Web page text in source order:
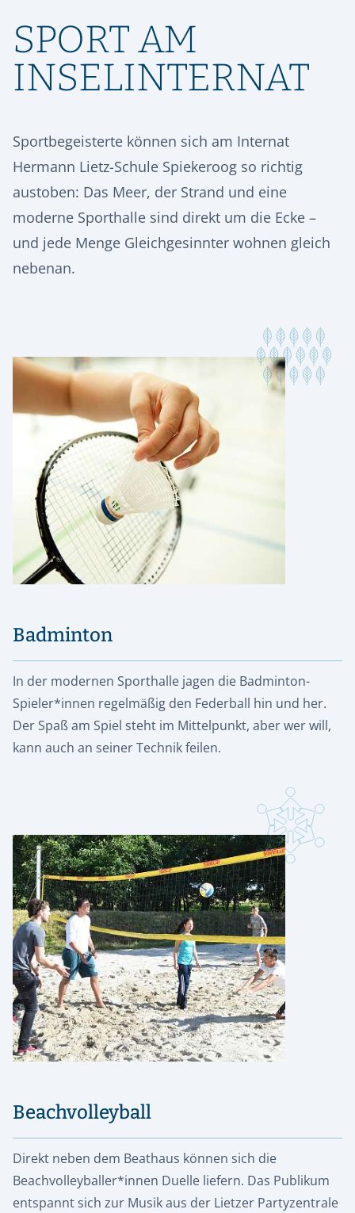
AUFNAHME & KONTAKT
VIER GESPRÄCHE. VIER LEBENSWEGE.
Vier junge Menschen erzählen, was von ihrer Zeit an der Hermann
ALUMNI
FÖRDERVEREIN
PODCAST | LIETZ SPIEKEROOG
LIETZ IM TV
GESCHICHTE
KOOPERATIONEN
KONTAKT & ANREISE
STIPENDIENFONDS HERMANN LIETZ-SCHULE
SPIEKEROOG
SPORT AM
INSELINTERNAT
Sportbegeisterte können sich am Internat
Hermann Lietz-Schule Spiekeroog so richtig
austoben: Das Meer, der Strand und eine
moderne Sporthalle sind direkt um die Ecke –
und jede Menge Gleichgesinnter wohnen gleich
nebenan.
Badminton
In der modernen Sporthalle jagen die Badminton-
Spieler*innen regelmäßig den Federball hin und her.
Der Spaß am Spiel steht im Mittelpunkt, aber wer will,
kann auch an seiner Technik feilen.
Beachvolleyball
Direkt neben dem Beathaus können sich die
Beachvolleyballer*innen Duelle liefern. Das Publikum
entspannt sich zur Musik aus der Lietzer Partyzentrale